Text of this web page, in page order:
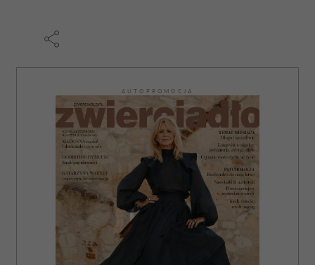
AUTOPROMOCJA